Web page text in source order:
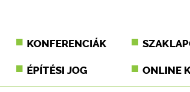
KONFERENCIÁK
ÉPÍTÉSI JOG ONLINE